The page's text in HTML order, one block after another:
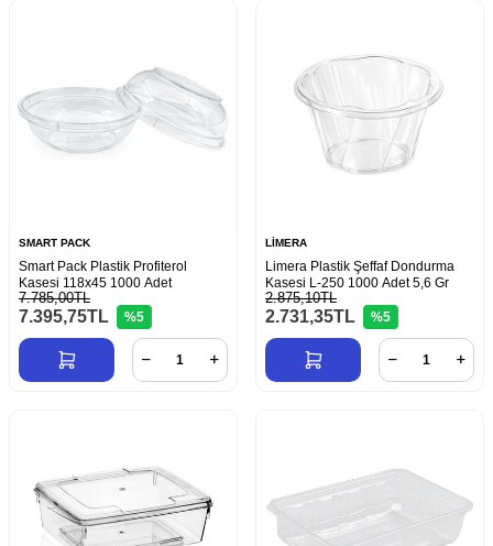
SMART PACK
Smart Pack Plastik Profiterol
Kasesi 118x45 1000 Adet
7.785,00TL
7.395,75TL %5
LİMERA
Limera Plastik Şeffaf Dondurma
Kasesi L-250 1000 Adet 5,6 Gr
2.875,10TL
2.731,35TL %5